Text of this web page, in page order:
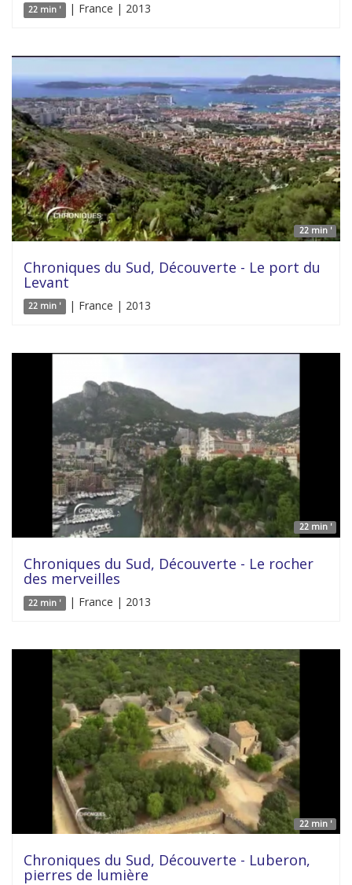
22 min ' | France | 2013
22 min '
Chroniques du Sud, Découverte - Le port du
Levant
22 min ' | France | 2013
22 min '
Chroniques du Sud, Découverte - Le rocher
des merveilles
22 min ' | France | 2013
22 min '
Chroniques du Sud, Découverte - Luberon,
pierres de lumière